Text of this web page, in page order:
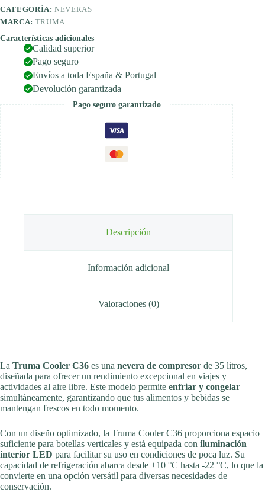
litros
con
de
congelación
cantidad
CATEGORÍA:NEVERAS
MARCA: TRUMA
Características adicionales
Calidad superior
Pago seguro
Envíos a toda España & Portugal
Devolución garantizada
Pago seguro garantizado
Descripción
Información adicional
Valoraciones (0)
La Truma Cooler C36 es una nevera de compresor de 35 litros,
diseñada para ofrecer un rendimiento excepcional en viajes y
actividades al aire libre. Este modelo permite enfriar y congelar
simultáneamente, garantizando que tus alimentos y bebidas se
mantengan frescos en todo momento.
Con un diseño optimizado, la Truma Cooler C36 proporciona espacio
suficiente para botellas verticales y está equipada con iluminación
interior LED para facilitar su uso en condiciones de poca luz. Su
capacidad de refrigeración abarca desde +10 °C hasta -22 °C, lo que la
convierte en una opción versátil para diversas necesidades de
conservación.